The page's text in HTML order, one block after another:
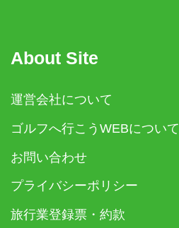
About Site
運営会社について
ゴルフへ行こうWEBについて
お問い合わせ
プライバシーポリシー
旅行業登録票・約款